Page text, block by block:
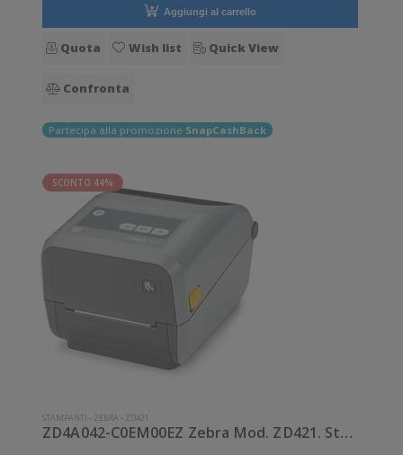
Aggiungi al carrello
Quota Wish list Quick View
Confronta
Partecipa alla promozione SnapCashBack
SCONTO 44%
STAMPANTI - ZEBRA - ZD421
ZD4A042-C0EM00EZ Zebra Mod. ZD421. Stampante di etichette.